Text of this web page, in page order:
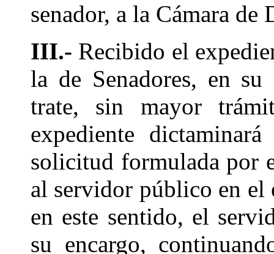
senador, a la Cámara de
III.- Recibido el
la de Senadores, en
trate, sin mayor
expediente
solicitud formulada por
al servidor público en el
en este sentido, el
su encargo,